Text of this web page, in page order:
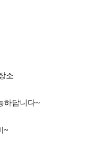
소
하답니다~
~